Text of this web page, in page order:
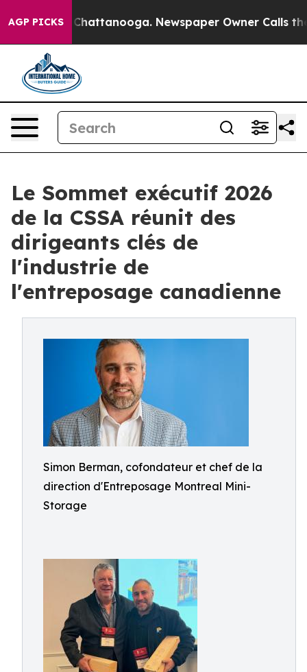
AGP PICKS
in Chattanooga. Newspaper Owner Calls the
Le Sommet exécutif 2026
de la CSSA réunit des
dirigeants clés de
l'industrie de
l'entreposage canadienne
Simon Berman, cofondateur et chef de la
direction d'Entreposage Montreal Mini-
Storage